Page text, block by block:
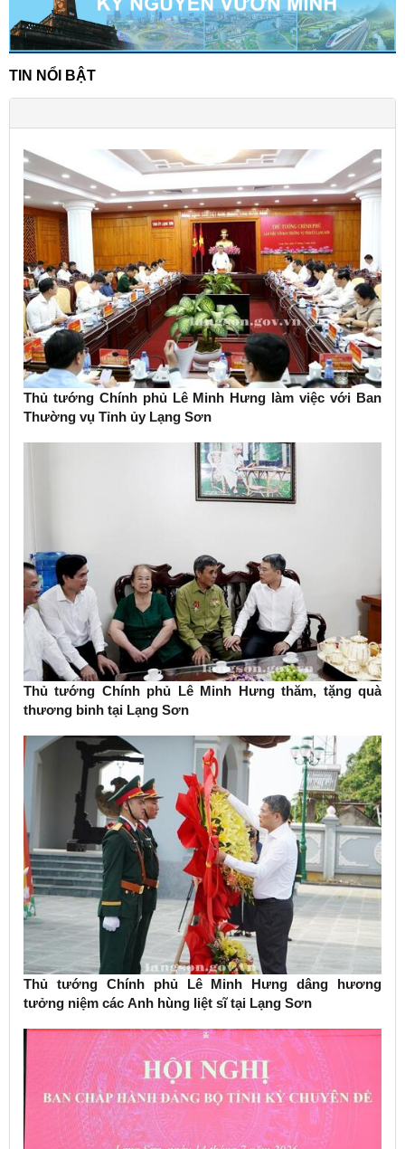
TIN NỔI BẬT
Thủ tướng Chính phủ Lê Minh Hưng làm việc với Ban
Thường vụ Tỉnh ủy Lạng Sơn
Thủ tướng Chính phủ Lê Minh Hưng thăm, tặng quà
thương binh tại Lạng Sơn
Thủ tướng Chính phủ Lê Minh Hưng dâng hương
tưởng niệm các Anh hùng liệt sĩ tại Lạng Sơn